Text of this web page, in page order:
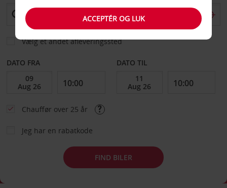
Vælg et andet afleveringssted
DATO FRA DATO TIL
Chauffør over 25 år
Jeg har en rabatkode
FIND BILER
ACCEPTÉR OG LUK